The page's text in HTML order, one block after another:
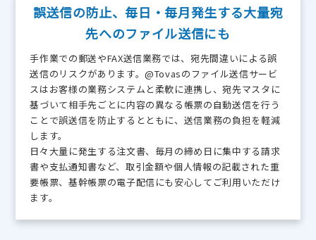
誤送信の防止、毎日・毎月発生する大量宛
先へのファイル送信にも
手作業での郵送やFAX送信業務では、宛先間違いによる誤
送信のリスクがあります。@Tovasのファイル送信サービ
スはお客様の業務システムと柔軟に連携し、宛先マスタに
基づいて相手先ごとに内容の異なる帳票の自動送信を行う
ことで誤送信を防止するとともに、送信業務の負担を軽減
します。
日々大量に発生する注文書、毎月の締め日に集中する請求
書や支払通知書など、取引金額や個人情報の記載された重
要帳票、基幹帳票の電子配信にも安心してご利用いただけ
ます。